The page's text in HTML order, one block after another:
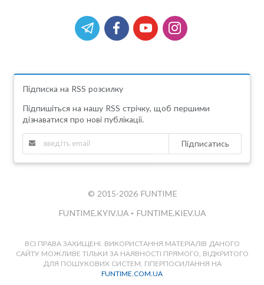
Підписка на RSS розсилку
Підпишіться на нашу RSS стрічку, щоб першими
дізнаватися про нові публікації.
Підписатись
© 2015-2026 FUNTIME
FUNTIME.KYIV.UA • FUNTIME.KIEV.UA
ВСІ ПРАВА ЗАХИЩЕНІ. ВИКОРИСТАННЯ МАТЕРІАЛІВ ДАНОГО
САЙТУ МОЖЛИВЕ ТІЛЬКИ ЗА НАЯВНОСТІ ПРЯМОГО, ВІДКРИТОГО
ДЛЯ ПОШУКОВИХ СИСТЕМ, ГІПЕРПОСИЛАННЯ НА
FUNTIME.COM.UA